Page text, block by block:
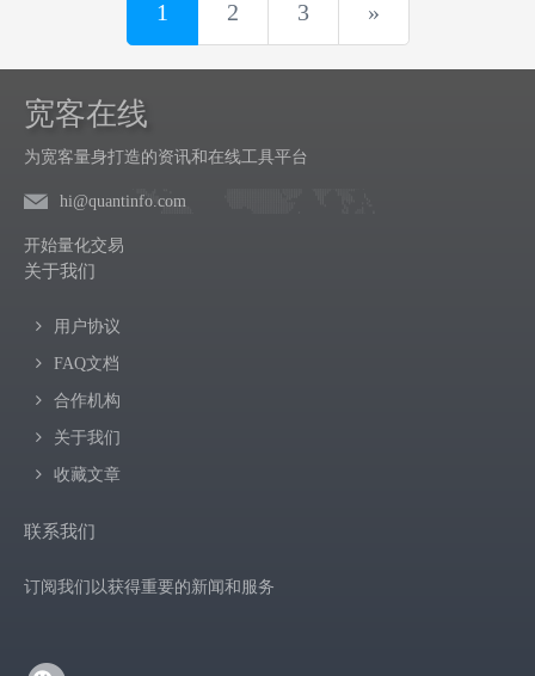
1 2 3 »
宽客在线
为宽客量身打造的资讯和在线工具平台
hi@quantinfo.com
开始量化交易
关于我们
用户协议
FAQ文档
合作机构
关于我们
收藏文章
联系我们
订阅我们以获得重要的新闻和服务